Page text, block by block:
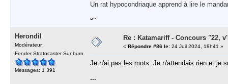
Un rat hypocondriaque apprend à lire le
¤~
Herondil
Modérateur
Fender Stratocaster Sunburn
Messages: 1 391
Re : Katamariff - Concours "22,
« Répondre #86 le: 24 Juil 2024, 18h41 »
Je n'ai pas les mots. Je n'attendais rien et je
---